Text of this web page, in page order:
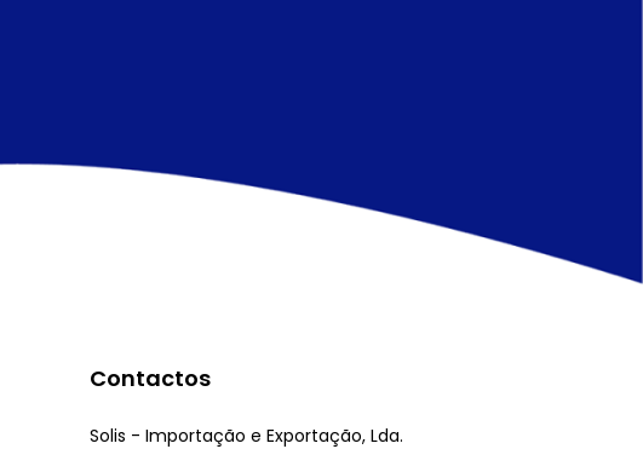
Contactos
Solis - Importação e Exportação, Lda.